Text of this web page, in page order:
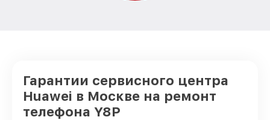
Гарантии сервисного центра
Huawei в Москве на ремонт
телефона Y8P